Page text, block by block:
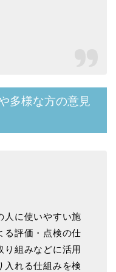
多様な方の意見
人に使いやすい施
る評価・点検の仕
り組みなどに活用
入れる仕組みを検